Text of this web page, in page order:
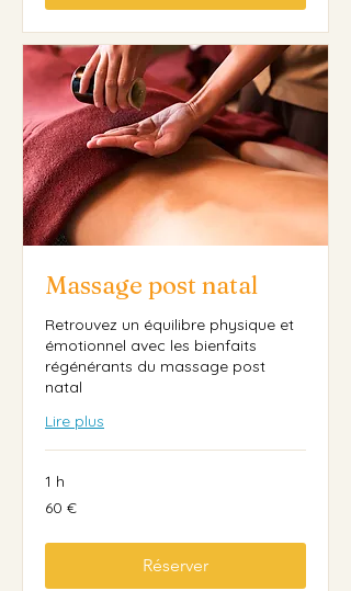
Massage post natal
Retrouvez un équilibre physique et
émotionnel avec les bienfaits
régénérants du massage post
natal
Lire plus
1 h
euros
60 €
Réserver